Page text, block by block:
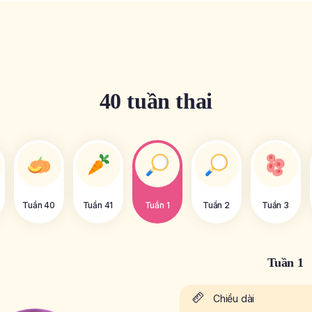
40 tuần thai
Tuần 40 Tuần 41 Tuần 1 Tuần 2 Tuần 3
Tuần 1
Chiều dài